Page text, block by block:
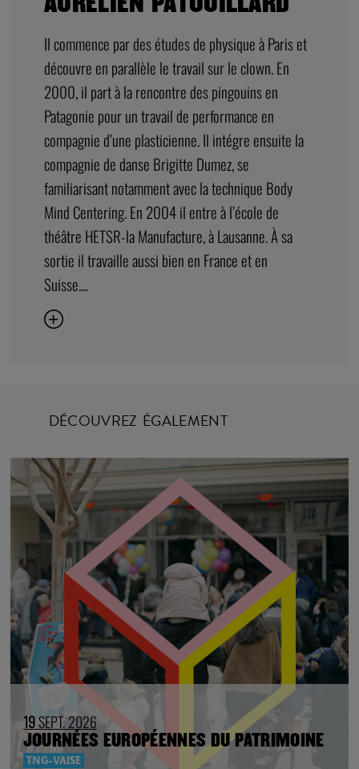
ARTISTE
AURÉLIEN PATOUILLARD
Il commence par des études de physique à Paris et
découvre en parallèle le travail sur le clown. En
2000, il part à la rencontre des pingouins en
Patagonie pour un travail de performance en
compagnie d’une plasticienne. Il intégre ensuite la
compagnie de danse Brigitte Dumez, se
familiarisant notamment avec la technique Body
Mind Centering. En 2004 il entre à l’école de
DÉCOUVREZ ÉGALEMENT